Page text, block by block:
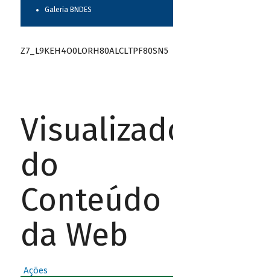
Galeria BNDES
Z7_L9KEH4O0LORH80ALCLTPF80SN5
Visualizador
do
Conteúdo
da Web
Ações